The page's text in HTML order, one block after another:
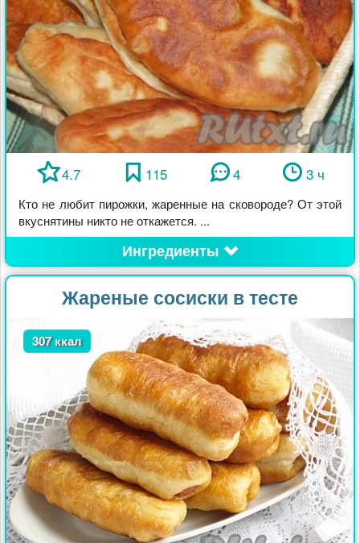
4.7 115 4 3 ч
Кто не любит пирожки, жаренные на сковороде? От этой
вкуснятины никто не откажется. ...
Ингредиенты
Жареные сосиски в тесте
307 ккал